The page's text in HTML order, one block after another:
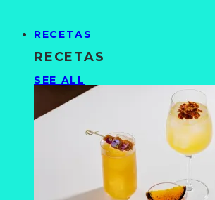
RECETAS
RECETAS
SEE ALL